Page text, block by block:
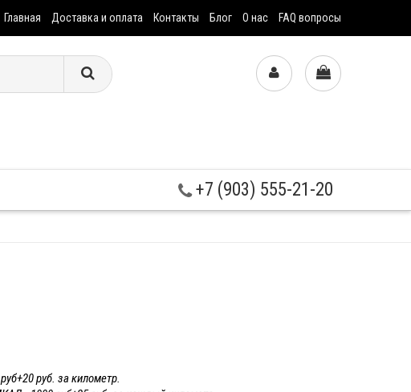
Главная Доставка и оплата Контакты Блог О нас FAQ вопросы
+7 (903) 555-21-20
руб. за километр.